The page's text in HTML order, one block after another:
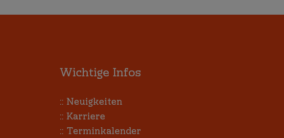
Wichtige Infos
:: Neuigkeiten
:: Karriere
:: Terminkalender